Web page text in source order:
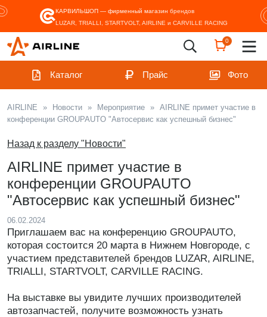
КАРВИЛЬШОП — фирменный магазин брендов
LUZAR, TRIALLI, STARTVOLT, AIRLINE и CARVILLE RACING
0
Каталог Прайс Фото
AIRLINE » Новости » Мероприятие » AIRLINE примет участие в
конференции GROUPAUTO "Автосервис как успешный бизнес"
Назад к разделу "Новости"
AIRLINE примет участие в
конференции GROUPAUTO
"Автосервис как успешный бизнес"
06.02.2024
Приглашаем вас на конференцию GROUPAUTO,
которая состоится 20 марта в Нижнем Новгороде, с
участием представителей брендов LUZAR, AIRLINE,
TRIALLI, STARTVOLT, CARVILLE RACING.
На выставке вы увидите лучших производителей
автозапчастей, получите возможность узнать